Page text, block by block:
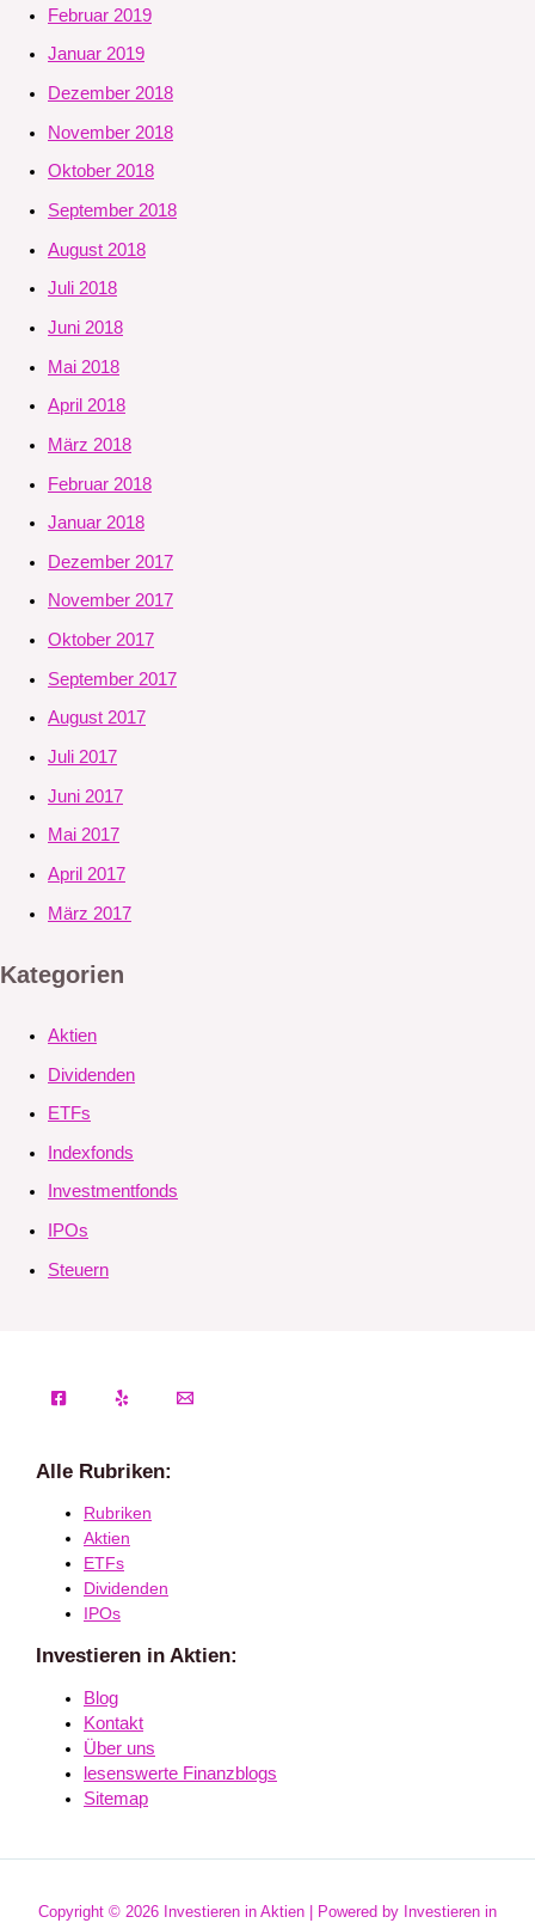
Februar 2019
Januar 2019
Dezember 2018
November 2018
Oktober 2018
September 2018
August 2018
Juli 2018
Juni 2018
Mai 2018
April 2018
März 2018
Februar 2018
Januar 2018
Dezember 2017
November 2017
Oktober 2017
September 2017
August 2017
Juli 2017
Juni 2017
Mai 2017
April 2017
März 2017
Kategorien
Aktien
Dividenden
ETFs
Indexfonds
Investmentfonds
IPOs
Steuern
Alle Rubriken:
Rubriken
Aktien
ETFs
Dividenden
IPOs
Investieren in Aktien:
Blog
Kontakt
Über uns
lesenswerte Finanzblogs
Sitemap
Copyright © 2026 Investieren in Aktien | Powered by Investieren in